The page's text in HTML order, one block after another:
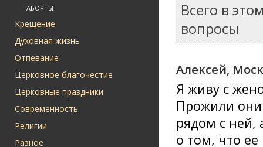
АБОРТЫ
Крещение
Духовная жизнь
Отпевание
Церковное благочестие
Церковные праздники
Современность
Религии
Разное
Всего в
вопросы
Алексей,
Я живу с
Прожили они
рядом с ней,
о том, что ее